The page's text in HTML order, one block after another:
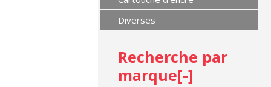
Diverses
Recherche par
marque[-]